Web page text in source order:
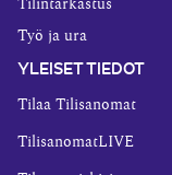
Tilintarkastus
Työ ja ura
YLEISET TIEDOT
Tilaa Tilisanomat
TilisanomatLIVE